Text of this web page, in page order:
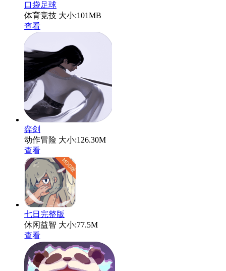
口袋足球
体育竞技 大小:101MB
查看
弈剑
动作冒险 大小:126.30M
查看
七日完整版
休闲益智 大小:77.5M
查看